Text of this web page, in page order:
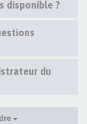
disponible ?
du